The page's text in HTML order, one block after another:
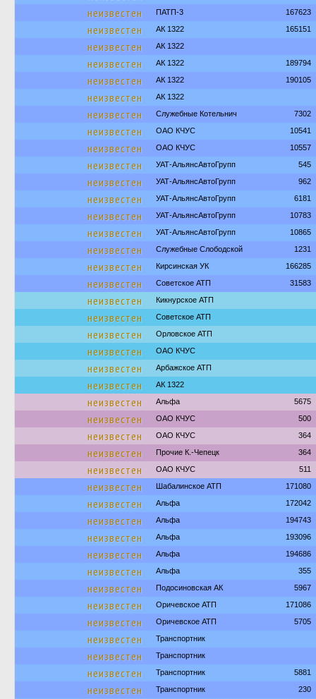
неизвестен
ПАТП-3 167623
неизвестен АК 1322 165151
неизвестен АК 1322
неизвестен АК 1322 189794
неизвестен АК 1322 190105
неизвестен АК 1322
неизвестен Служебные Котельнич 7302
неизвестен ОАО КЧУС 10541
неизвестен ОАО КЧУС 10557
неизвестен УАТ-АльянсАвтоГрупп 545
неизвестен УАТ-АльянсАвтоГрупп 962
неизвестен УАТ-АльянсАвтоГрупп 6181
неизвестен УАТ-АльянсАвтоГрупп 10783
неизвестен УАТ-АльянсАвтоГрупп 10865
неизвестен Служебные Слободской 1231
неизвестен Кирсинская УК 166285
неизвестен Советское АТП 31583
неизвестен Кикнурское АТП
неизвестен Советское АТП
неизвестен Орловское АТП
неизвестен ОАО КЧУС
неизвестен Арбажское АТП
неизвестен АК 1322
неизвестен Альфа 5675
неизвестен ОАО КЧУС 500
неизвестен ОАО КЧУС 364
неизвестен Прочие К.-Чепецк 364
неизвестен ОАО КЧУС 511
неизвестен Шабалинское АТП 171080
неизвестен Альфа 172042
неизвестен Альфа 194743
неизвестен Альфа 193096
неизвестен Альфа 194686
неизвестен Альфа 355
неизвестен Подосиновская АК 5967
неизвестен Оричевское АТП 171086
неизвестен Оричевское АТП 5705
неизвестен Транспортник
неизвестен Транспортник
неизвестен Транспортник 5881
неизвестен Транспортник 230